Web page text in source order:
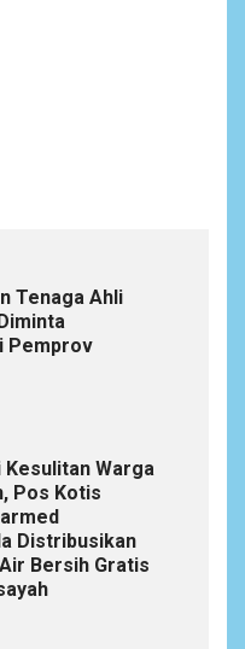
Tenaga Ahli
Pemprov
Kesulitan Warga
Pos Kotis
Distribusikan
Bersih Gratis